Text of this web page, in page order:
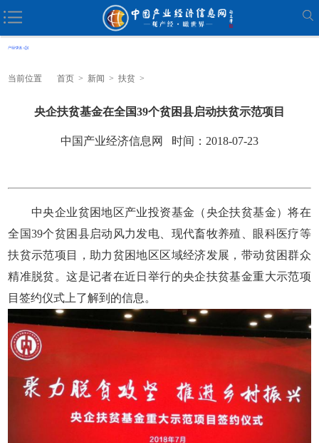
当前位置 首页 > 新闻 > 扶贫 >
央企扶贫基金在全国39个贫困县启动扶贫示范项目
中国产业经济信息网 时间：2018-07-23
中央企业贫困地区产业投资基金（央企扶贫基金）将在
全国39个贫困县启动风力发电、现代畜牧养殖、眼科医疗等
扶贫示范项目，助力贫困地区区域经济发展，带动贫困群众
精准脱贫。这是记者在近日举行的央企扶贫基金重大示范项
目签约仪式上了解到的信息。